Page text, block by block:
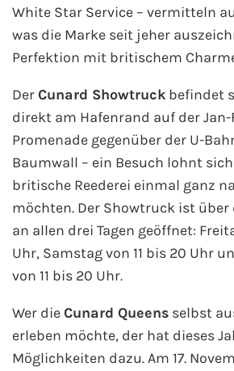
White Star Service – vermitteln
was die Marke seit jeher
Perfektion mit britischem
Der Cunard Showtruck befindet
direkt am Hafenrand auf der Jan-
Promenade gegenüber der U-
Baumwall – ein Besuch lohnt
britische Reederei einmal ganz
möchten. Der Showtruck ist über
an allen drei Tagen geöffnet:
Uhr, Samstag von 11 bis 20 Uhr
von 11 bis 20 Uhr.
Wer die Cunard Queens selbst
erleben möchte, der hat dieses
Möglichkeiten dazu. Am 17.